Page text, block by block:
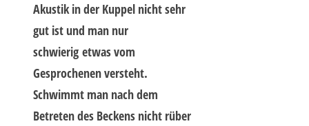
Akustik in der Kuppel nicht sehr
gut ist und man nur
schwierig etwas vom
Gesprochenen versteht.
Schwimmt man nach dem
Betreten des Beckens nicht rüber